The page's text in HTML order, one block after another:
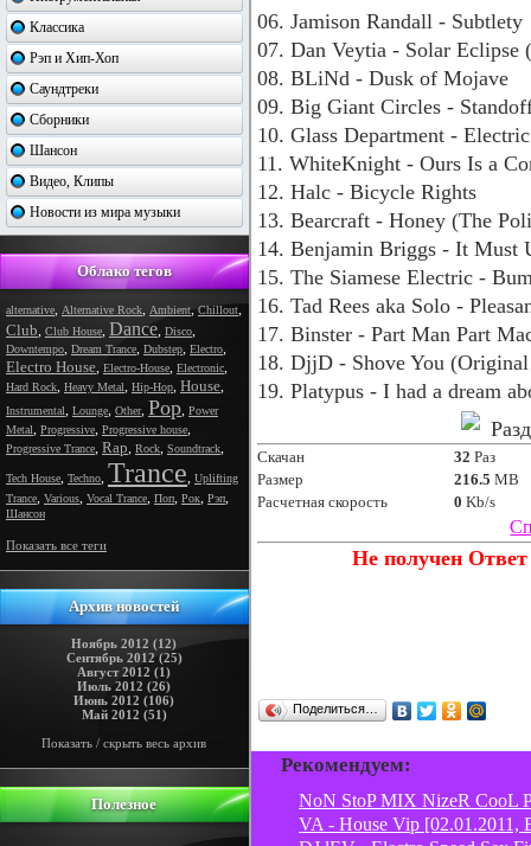
Классика
Рэп и Хип-Хоп
Саундтреки
Сборники
Шансон
Видео, Клипы
Новости из мира музыки
Облако тегов
alternative, Alternative Rock, Ambient, Chillout,
Club, Club House, Dance, Disco,
Downtempo, Dream Trance, Dubstep, Electro,
Electro House, Electro-House, Electronic,
Hard Rock, Heavy Metal, Hip-Hop, House,
Instrumental, Lounge, Other, Pop, Power
Metal, Progressive, Progressive house,
Progressive Trance, Rap, Rock, Soundtrack,
Tech House, Techno, Trance, Uplifting
Trance, Various, Vocal Trance, Поп, Рок, Рэп,
Шансон
Показать все теги
Архив новостей
Ноябрь 2012 (12)
Сентябрь 2012 (25)
Август 2012 (1)
Июль 2012 (26)
Июнь 2012 (106)
Май 2012 (51)
Показать / скрыть весь архив
Полезное
06. Jamison Randall - Subtlety
07. Dan Veytia - Solar
08. BLiNd - Dusk of Mojave
09. Big Giant Circles -
10. Glass Department -
11. WhiteKnight - Ours Is a
12. Halc - Bicycle Rights
13. Bearcraft - Honey (The
14. Benjamin Briggs - It Must
15. The Siamese Electric -
16. Tad Rees aka Solo -
17. Binster - Part Man Part
18. DjjD - Shove You
19. Platypus - I had a dream
Скачан
Размер
Расчетная скорость
32 Раз
216.5 MB
0 Kb/s
Не получен
Поделиться…
Рекомендуем:
NoN StoP MIX NizeR CooL
VA - House Vip [02.01.2011,